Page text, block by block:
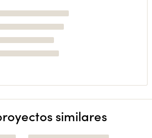
similares